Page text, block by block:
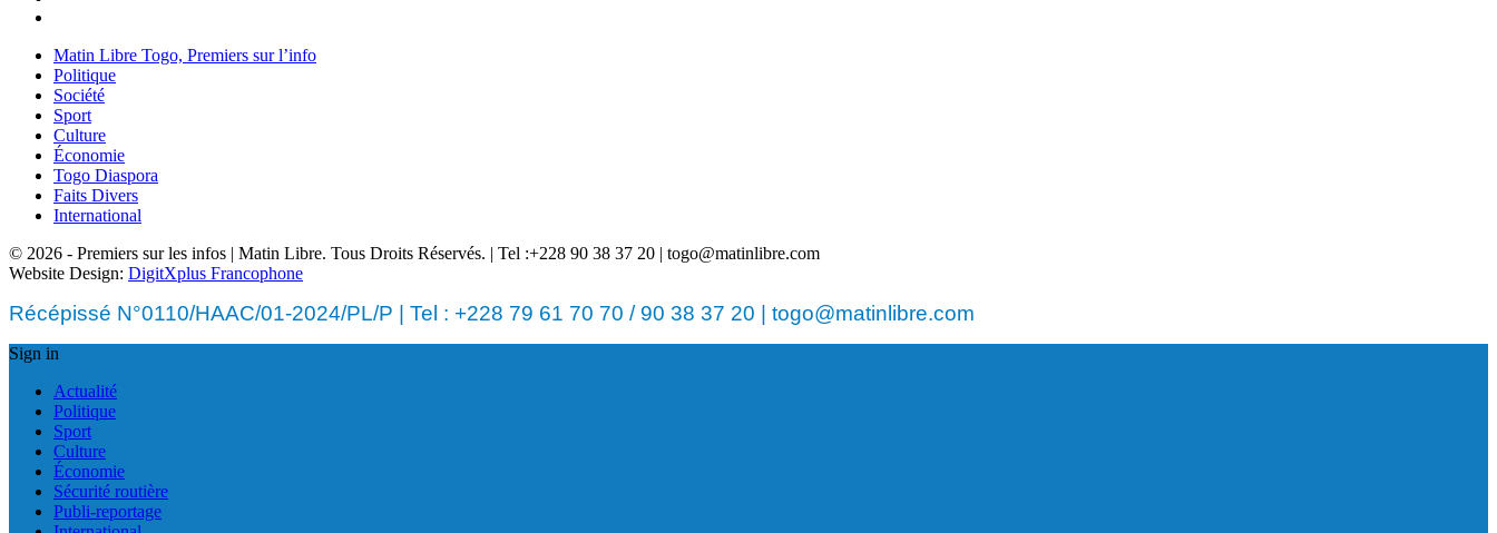
Matin Libre Togo, Premiers sur l’info
Politique
Société
Sport
Culture
Économie
Togo Diaspora
Faits Divers
International
© 2026 - Premiers sur les infos | Matin Libre. Tous Droits Réservés. | Tel :+228 90 38 37 20 | togo@matinlibre.com
Website Design: DigitXplus Francophone
Récépissé N°0110/HAAC/01-2024/PL/P | Tel : +228 79 61 70 70 / 90 38 37 20 | togo@matinlibre.com
Sign in
Actualité
Politique
Sport
Culture
Économie
Sécurité routière
Publi-reportage